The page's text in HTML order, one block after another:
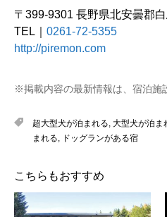
〒399-9301 長野県北安曇郡
TEL｜ 0261-72-5355
http://piremon.com
※掲載内容の最新情報は、宿泊施
超大型犬が泊まれる, 大型犬が泊ま
まれる, ドッグランがある宿
こちらもおすすめ